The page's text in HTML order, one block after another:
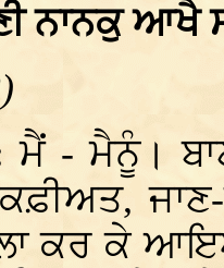
ਨਾਨਕੁ ਆਖੈ
ਮੈਂ - ਮੈਨੂੰ।
ਕਰ ਕੇ